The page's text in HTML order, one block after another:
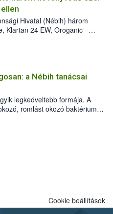
Hivatal (Nébih) három
Klartan 24 EW, Oroganic –
azok a szüretet követően,
91) stádiumáig
a károsító elleni további
kis kiszerelésben kiskerti
és ökológiai termesztésben is
a Nébih tanácsai
legkedveltebb formája. A
romlást okozó baktériumok
A szabadtéri sütögetés
technikáról szól: legalább
megfelelő hőkezelés, valamint a
Programja összegyűjtötte a
Cookie beállítások